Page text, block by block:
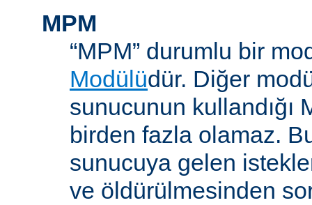
MPM
“MPM” durumlu bir
Modülüdür. Diğer
sunucunun kullandığı
birden fazla olamaz.
sunucuya gelen
ve öldürülmesinden